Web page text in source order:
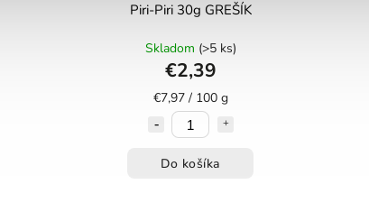
Piri-Piri 30g GREŠÍK
Skladom (>5 ks)
€2,39
€7,97 / 100 g
Do košíka